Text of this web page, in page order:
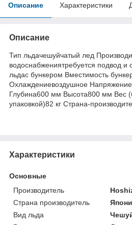
Описание Характеристики
Описание
Тип льдачешуйчатый лед
водоснабжениятребуется подвод и
льдас бункером Вместимость
Охлаждениевоздушное
Глубина600 мм Высота800 мм Вес
упаковкой)82 кг Страна-
Характеристики
Основные
Производитель
Страна производитель
Вид льда